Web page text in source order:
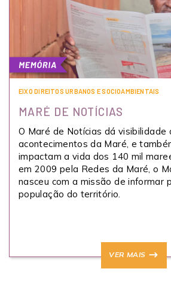
EIXO DIREITOS URBANOS E SOCIOAMBIENTAIS
MARÉ DE NOTÍCIAS
O Maré de Notícias dá visibilidade
acontecimentos da Maré, e
impactam a vida dos 140 mil
em 2009 pela Redes da Maré, o
nasceu com a missão de informar
população do território.
VER MAIS